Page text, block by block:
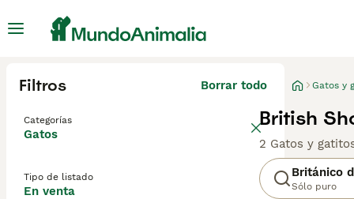
Filtros Borrar todo
Categorías
Gatos
Tipo de listado
En venta
Gatos y
British
2 Gatos y
Británico
Sólo puro